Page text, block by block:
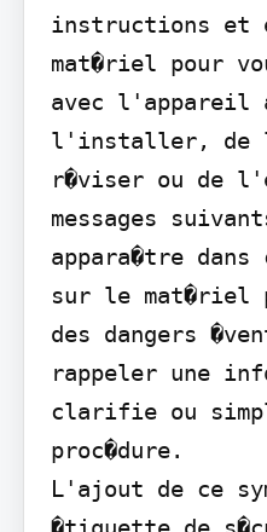
instructions et
mat�riel pour
avec l'appareil
l'installer, de
r�viser ou de
messages
appara�tre dans
sur le mat�riel
des dangers
rappeler une
clarifie ou
proc�dure.
L'ajout de ce
�tiquette de